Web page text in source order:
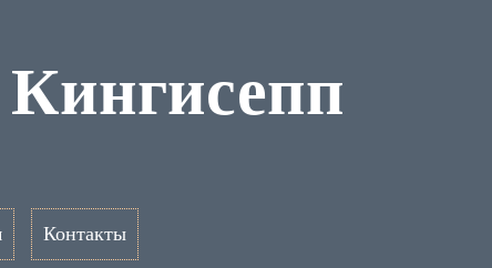
Контакты